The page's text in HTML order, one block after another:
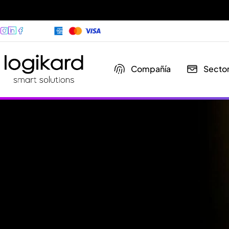
Compañía